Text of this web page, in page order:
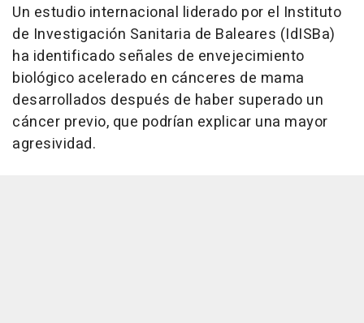
Un estudio internacional liderado por el Instituto
de Investigación Sanitaria de Baleares (IdISBa)
ha identificado señales de envejecimiento
biológico acelerado en cánceres de mama
desarrollados después de haber superado un
cáncer previo, que podrían explicar una mayor
agresividad.